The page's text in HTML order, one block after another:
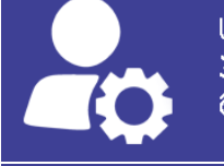
სკოლის ისტორია
სკოლის პერსონალი
მასწავლებელი/